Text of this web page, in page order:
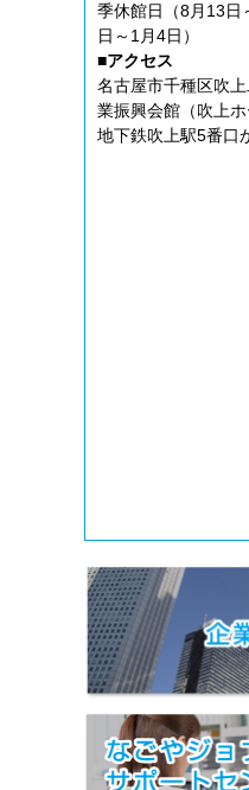
季休館日（8月13日
日～1月4日）
■アクセス
名古屋市千種区吹
業振興会館（吹上
地下鉄吹上駅5番口